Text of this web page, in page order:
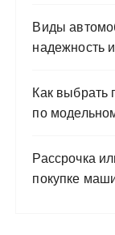
Виды
надежность
Как выбрать
по
Рассрочка
покупке